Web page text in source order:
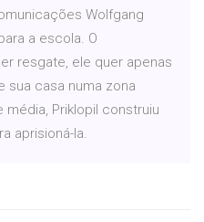
Wolfgang
a escola. O
resgate, ele quer apenas
sua casa numa zona
Priklopil construiu
aprisioná-la.